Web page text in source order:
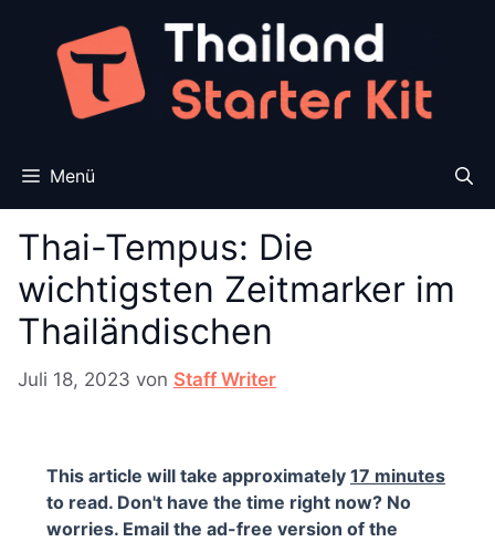
springen
Menü
Thai-Tempus: Die
wichtigsten Zeitmarker im
Thailändischen
Juli 18, 2023 von Staff Writer
This article will take approximately 17 minutes
to read. Don't have the time right now? No
worries. Email the ad-free version of the